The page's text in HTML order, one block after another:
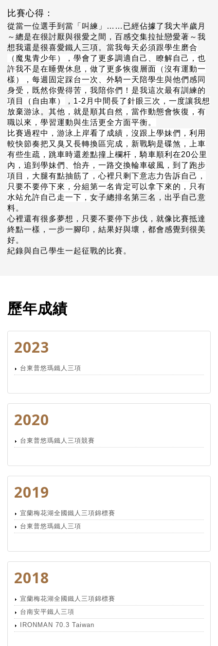
比賽心得：
從當一位選手到當「叫練」… … 已經佔據了我大半歲月
～總是在很討厭與很愛之間，百感交集拉扯戀愛著～我
想我還是很喜愛鐵人三項。 當我每天必須跟學生磨合
（魔鬼青少年），學會了更多調適自己、瞭解自己，也
許我不是在睡覺休息，做了更多恢復層面（沒有運動一
樣），每週固定踩台一次、外騎一天陪學生與他們感同
身受，既然你覺得苦，我陪你們！是我這次最有訓練的
項目（自由車）
， 1-2 月中間長了針眼三次，一度讓我想
放棄游泳 。 其他，就是順其自然，當作動態會恢復，有
職以來，學習運動與生活更全方面平衡。
比賽過程中，游泳上岸看了成績，沒跟上學妹們，利用
較快節奏把又臭又長轉換區完成，新戰駒是碟煞，上車
有些生疏，跳車時還差點撞上欄杆，騎車順利在20公里
內，追到學妹們、怡卉，一路交換輪車破風，到了跑步
項目，大腿有點抽筋了，心裡只剩下意志力告訴自己，
只要不要停下來，分組第一名肯定可以拿下來的，只有
水站允許自己走一下， 女子總排名第三名，出乎自己意
料。
心裡還有很多夢想，只要不要停下步伐，就像比賽抵達
終點一樣，一步一腳印，結果好與壞，都會感覺到很美
好。
紀錄與自己學生一起征戰的比賽。
歷年成績
2023
台東普悠瑪鐵人三項
2020
台東普悠瑪鐵人三項競賽
2019
宜蘭梅花湖全國鐵人三項錦標賽
台東普悠瑪鐵人三項
2018
宜蘭梅花湖全國鐵人三項錦標賽
台南安平鐵人三項
IRONMAN 70.3 Taiwan